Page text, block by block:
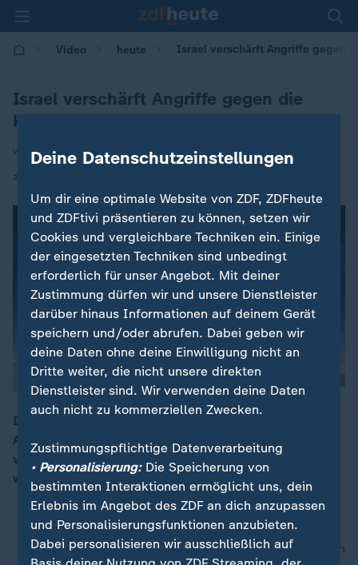
Video heute Israel verschärft Angriffe gegen
Israel verschärft Angriffe gegen die
Hamas
von Michael Bewerunge
14.05.2021 | 11:40
00:16
Israels Armee hat in der Nacht zum Freitag ihre
Angriffe auf Ziele der Hamas im Gazastreifen noch
verschärft. Aus dem Palästinensergebiet wurden
weitere Raketenangriffe gestartet.
nach oben
Deine Datenschutzeinstellungen
Um dir eine optimale Website von ZDF, ZDFheute
und ZDFtivi präsentieren zu können, setzen wir
Cookies und vergleichbare Techniken ein. Einige
der eingesetzten Techniken sind unbedingt
erforderlich für unser Angebot. Mit deiner
Zustimmung dürfen wir und unsere Dienstleister
darüber hinaus Informationen auf deinem Gerät
speichern und/oder abrufen. Dabei geben wir
deine Daten ohne deine Einwilligung nicht an
Dritte weiter, die nicht unsere direkten
Dienstleister sind. Wir verwenden deine Daten
auch nicht zu kommerziellen Zwecken.
Zustimmungspflichtige Datenverarbeitung
• Personalisierung:Die Speicherung von
bestimmten Interaktionen ermöglicht uns, dein
Erlebnis im Angebot des ZDF an dich anzupassen
und Personalisierungsfunktionen anzubieten.
Dabei personalisieren wir ausschließlich auf